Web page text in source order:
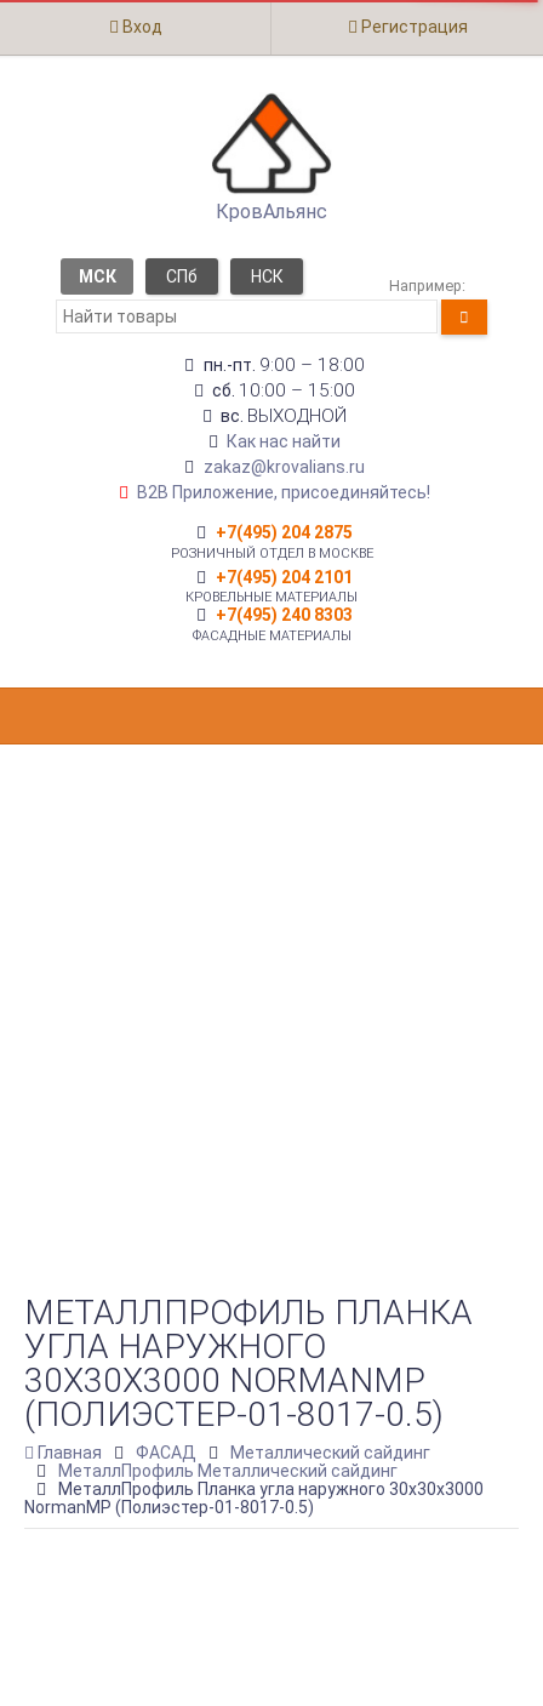
Вход Регистрация
КровАльянс
МСК СПб НСК Например:
пн.-пт. 9:00 – 18:00
сб. 10:00 – 15:00
вс. ВЫХОДНОЙ
Как нас найти
zakaz@krovalians.ru
B2B Приложение, присоединяйтесь!
+7(495) 204 2875
РОЗНИЧНЫЙ ОТДЕЛ В МОСКВЕ
+7(495) 204 2101
КРОВЕЛЬНЫЕ МАТЕРИАЛЫ
+7(495) 240 8303
ФАСАДНЫЕ МАТЕРИАЛЫ
МЕТАЛЛПРОФИЛЬ ПЛАНКА
УГЛА НАРУЖНОГО
30Х30Х3000 NORMANMP
(ПОЛИЭСТЕР-01-8017-0.5)
Главная ФАСАД
Металлический сайдинг
МеталлПрофиль Металлический сайдинг
МеталлПрофиль Планка угла наружного 30х30х3000
NormanMP (Полиэстер-01-8017-0.5)